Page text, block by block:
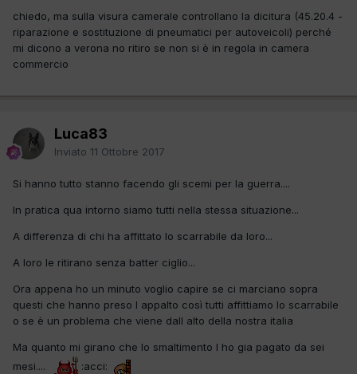
chiedo, ma sulla visura camerale controllano la dicitura (45.20.4 -
riparazione e sostituzione di pneumatici per autoveicoli) perché
mi dicono a verona no ritiro se non si è in regola in camera
commercio
Luca83
Inviato 11 Ottobre 2017
Si hanno tutto stanno facendo gli scemi per la guerra....
In pratica qua intorno siamo tutti nella stessa situazione...
A differenza di chi ha affittato lo scarrabile da loro...
A loro le ritirano senza batter ciglio...
Ora appena ho un minuto voglio capire se ci marciano sopra
questi che hanno preso l appalto così tutti affittiamo lo scarrabile
o se è un problema che viene dall alto della nostra italia
Ma quanto mi girano che lo smaltimento l ho gia pagato da sei
mesi....
:acci: